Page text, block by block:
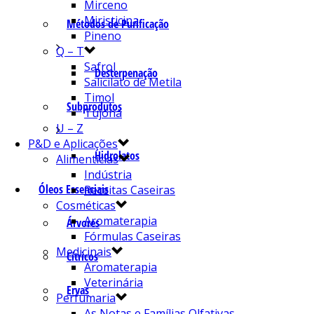
Métodos de Purificação
Desterpenação
Subprodutos
Hidrolatos
Óleos Essenciais
Árvores
Cítricos
Ervas
Mirceno
Miristicina
Pineno
Q – T
Safrol
Salicilato de Metila
Timol
Tujona
U – Z
P&D e Aplicações
Alimentícias
Indústria
Receitas Caseiras
Cosméticas
Aromaterapia
Fórmulas Caseiras
Medicinais
Aromaterapia
Veterinária
Perfumaria